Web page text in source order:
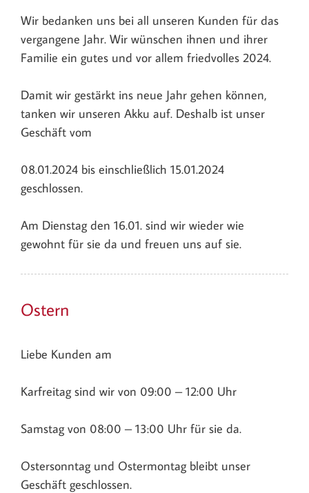
Wir bedanken uns bei all unseren Kunden für das
vergangene Jahr. Wir wünschen ihnen und ihrer
Familie ein gutes und vor allem friedvolles 2024.
Damit wir gestärkt ins neue Jahr gehen können,
tanken wir unseren Akku auf. Deshalb ist unser
Geschäft vom
08.01.2024 bis einschließlich 15.01.2024
geschlossen.
Am Dienstag den 16.01. sind wir wieder wie
gewohnt für sie da und freuen uns auf sie.
Ostern
Liebe Kunden am
Karfreitag sind wir von 09:00 – 12:00 Uhr
Samstag von 08:00 – 13:00 Uhr für sie da.
Ostersonntag und Ostermontag bleibt unser
Geschäft geschlossen.